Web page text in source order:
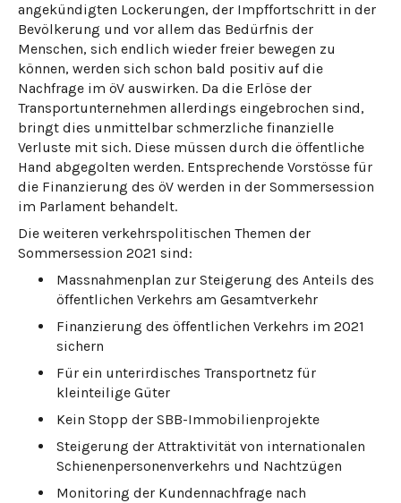
angekündigten Lockerungen, der Impffortschritt in der
Bevölkerung und vor allem das Bedürfnis der
Menschen, sich endlich wieder freier bewegen zu
können, werden sich schon bald positiv auf die
Nachfrage im öV auswirken. Da die Erlöse der
Transportunternehmen allerdings eingebrochen sind,
bringt dies unmittelbar schmerzliche finanzielle
Verluste mit sich. Diese müssen durch die öffentliche
Hand abgegolten werden. Entsprechende Vorstösse für
die Finanzierung des öV werden in der Sommersession
im Parlament behandelt.
Die weiteren verkehrspolitischen Themen der
Sommersession 2021 sind:
Massnahmenplan zur Steigerung des Anteils des
öffentlichen Verkehrs am Gesamtverkehr
Finanzierung des öffentlichen Verkehrs im 2021
sichern
Für ein unterirdisches Transportnetz für
kleinteilige Güter
Kein Stopp der SBB-Immobilienprojekte
Steigerung der Attraktivität von internationalen
Schienenpersonenverkehrs und Nachtzügen
Monitoring der Kundennachfrage nach